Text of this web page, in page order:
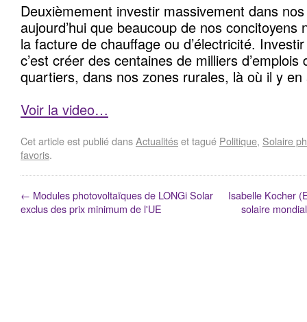
Deuxièmement investir massivement dans
aujourd’hui que beaucoup de nos concitoyens
la facture de chauffage ou d’électricité.
c’est créer des centaines de milliers d’emplois
quartiers, dans nos zones rurales, là où il y
Voir la video…
Cet article est publié dansActualitéset tagué Politique, Solaire
favoris.
← Modules photovoltaïques de LONGi Solar
exclus des prix minimum de l'UE
Isabelle Kocher
solaire